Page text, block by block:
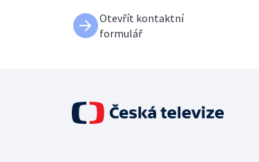
Otevřít kontaktní
formulář